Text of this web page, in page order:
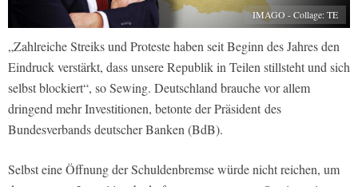
IMAGO - Collage: TE
„Zahlreiche Streiks und Proteste haben seit Beginn des Jahres den
Eindruck verstärkt, dass unsere Republik in Teilen stillsteht und sich
selbst blockiert“, so Sewing. Deutschland brauche vor allem
dringend mehr Investitionen, betonte der Präsident des
Bundesverbands deutscher Banken (BdB).
Selbst eine Öffnung der Schuldenbremse würde nicht reichen, um